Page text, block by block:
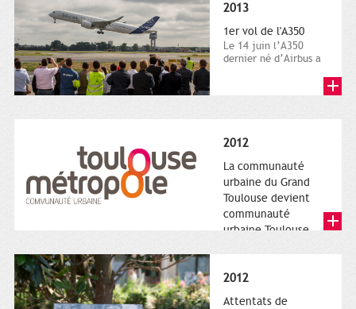
2013
1er vol de l'A350
Le 14 juin l’A350
dernier né d’Airbus a
2012
La communauté
urbaine du Grand
Toulouse devient
communauté
urbaine Toulouse
Métropole,
représentant l'anneau
de Moëbius.
2012
Attentats de